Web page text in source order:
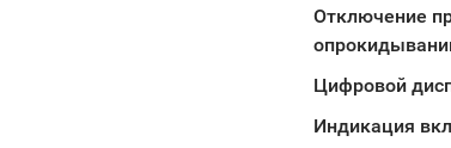
Отключение
Цифровой
Индикация